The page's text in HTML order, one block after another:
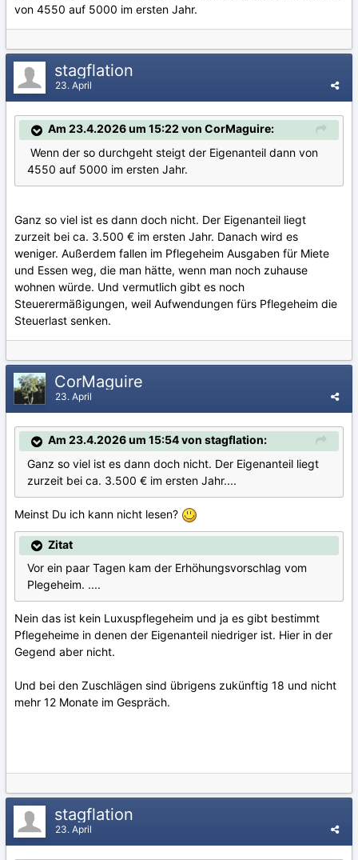
von 4550 auf 5000 im ersten Jahr.
stagflation
23. April
Am 23.4.2026 um 15:22 von CorMaguire:
Wenn der so durchgeht steigt der Eigenanteil dann von
4550 auf 5000 im ersten Jahr.
Ganz so viel ist es dann doch nicht. Der Eigenanteil liegt
zurzeit bei ca. 3.500 € im ersten Jahr. Danach wird es
weniger. Außerdem fallen im Pflegeheim Ausgaben für Miete
und Essen weg, die man hätte, wenn man noch zuhause
wohnen würde. Und vermutlich gibt es noch
Steuerermäßigungen, weil Aufwendungen fürs Pflegeheim die
Steuerlast senken.
CorMaguire
23. April
Am 23.4.2026 um 15:54 von stagflation:
Ganz so viel ist es dann doch nicht. Der Eigenanteil liegt
zurzeit bei ca. 3.500 € im ersten Jahr....
Meinst Du ich kann nicht lesen?
Zitat
Vor ein paar Tagen kam der Erhöhungsvorschlag vom
Plegeheim. ....
Nein das ist kein Luxuspflegeheim und ja es gibt bestimmt
Pflegeheime in denen der Eigenanteil niedriger ist. Hier in der
Gegend aber nicht.
Und bei den Zuschlägen sind übrigens zukünftig 18 und nicht
mehr 12 Monate im Gespräch.
stagflation
23. April